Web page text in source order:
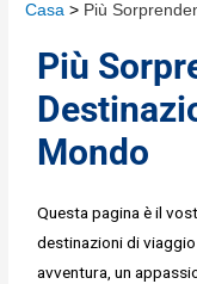
Casa Più
Più
Mondo
Questa pagina è il
destinazioni di
avventura, un